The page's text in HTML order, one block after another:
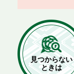
見つからない
ときは